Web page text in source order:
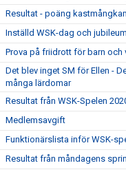
Resultat - poäng
Inställd WSK-dag och jubileum
Prova på friidrott för barn och
Det blev inget SM för Ellen -
många lärdomar
Resultat från WSK-Spelen
Medlemsavgift
Funktionärslista inför WSK-
Resultat från måndagens